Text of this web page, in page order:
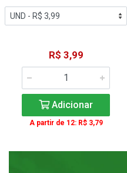
R$ 3,99
Adicionar
A partir de 12: R$ 3,79